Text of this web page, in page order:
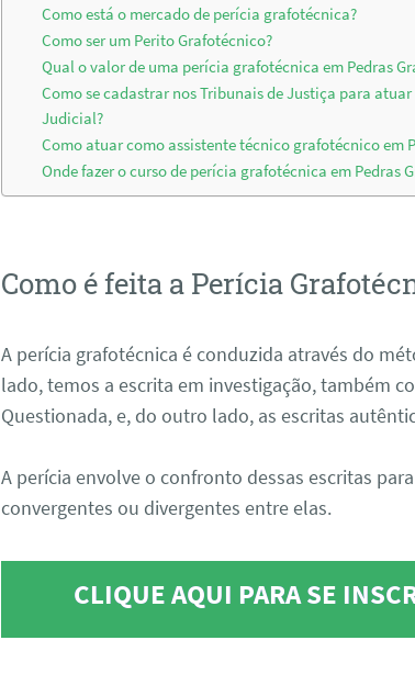
Como está o mercado de perícia grafotécnica?
Como ser um Perito Grafotécnico?
Qual o valor de uma perícia grafotécnica em Pedras
Como se cadastrar nos Tribunais de Justiça para
Judicial?
Como atuar como assistente técnico grafotécnico em
Onde fazer o curso de perícia grafotécnica em Pedras
Como é feita a Perícia
A perícia grafotécnica é conduzida através do
lado, temos a escrita em investigação, também
Questionada, e, do outro lado, as escritas
A perícia envolve o confronto dessas escritas
convergentes ou divergentes entre elas.
CLIQUE AQUI PARA SE